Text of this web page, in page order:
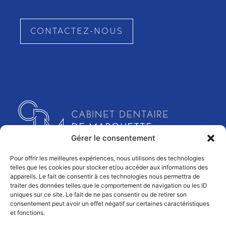
Gérer le consentement
Pour offrir les meilleures expériences, nous utilisons des technologies
telles que les cookies pour stocker et/ou accéder aux informations des
appareils. Le fait de consentir à ces technologies nous permettra de
traiter des données telles que le comportement de navigation ou les ID
uniques sur ce site. Le fait de ne pas consentir ou de retirer son
consentement peut avoir un effet négatif sur certaines caractéristiques
et fonctions.
CONTACTEZ-NOUS
Implant dentaire Bondues
Implant dentaire Marcq-en-Barœul
CABINET DENTAIRE MARQUETTE © 2026
Tous droits réservés